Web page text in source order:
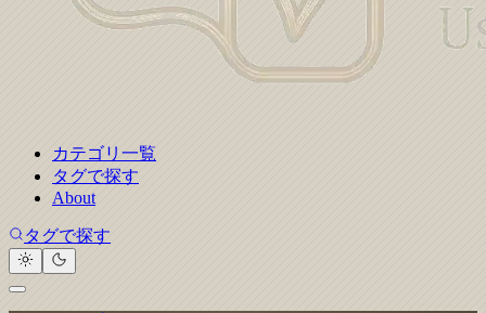
カテゴリ一覧
タグで探す
About
タグで探す